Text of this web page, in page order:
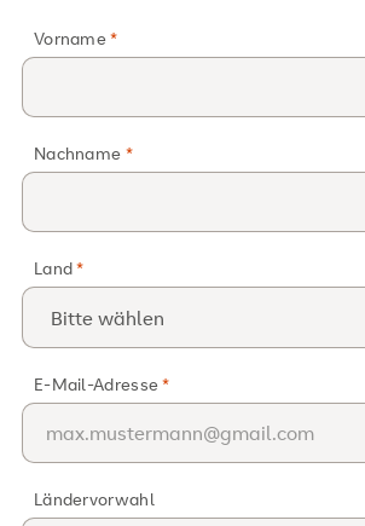
Vorname
Nachname
Land
E-Mail-Adresse
Ländervorwahl